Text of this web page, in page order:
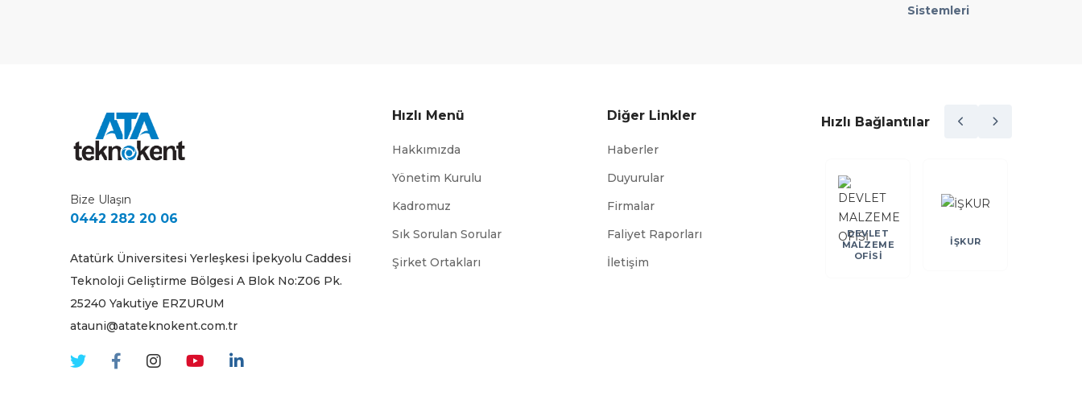
Sistemleri
Bize Ulaşın
0442 282 20 06
Atatürk Üniversitesi Yerleşkesi İpekyolu Caddesi
Teknoloji Geliştirme Bölgesi A Blok No:Z06 Pk.
25240 Yakutiye ERZURUM
atauni@atateknokent.com.tr
Hızlı Menü
Hakkımızda
Yönetim Kurulu
Kadromuz
Sık Sorulan Sorular
Şirket Ortakları
Diğer Linkler
Haberler
Duyurular
Firmalar
Faliyet Raporları
İletişim
Hızlı Bağlantılar
TÜİK
DEVLET
MALZEME
OFİSİ
İŞKUR